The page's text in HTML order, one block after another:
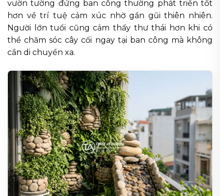
vườn tường đứng ban công thường phát triển tốt
hơn về trí tuệ cảm xúc nhờ gần gũi thiên nhiên.
Người lớn tuổi cũng cảm thấy thư thái hơn khi có
thể chăm sóc cây cối ngay tại ban công mà không
cần di chuyển xa.